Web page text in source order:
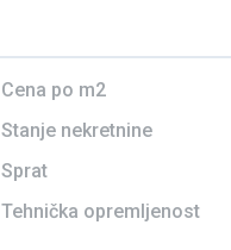
Cena po m2
Stanje nekretnine
Sprat
Tehnička opremljenost